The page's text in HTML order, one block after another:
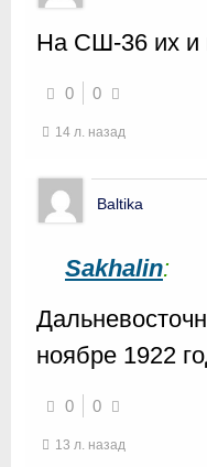
На СШ-36 их и
0 0
14 л. назад
Baltika
Sakhalin:
ноябре 1922
0 0
13 л. назад